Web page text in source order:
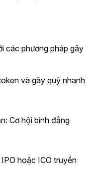
các phương pháp gây
và gây quỹ nhanh
Cơ hội bình đẳng
hoặc ICO truyền